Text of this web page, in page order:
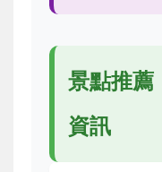
景點推薦
資訊